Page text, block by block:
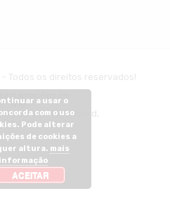
- Todos os direitos reservados!
a usar o
com o uso
Pode alterar
de cookies a
altura. mais
informação
ACEITAR